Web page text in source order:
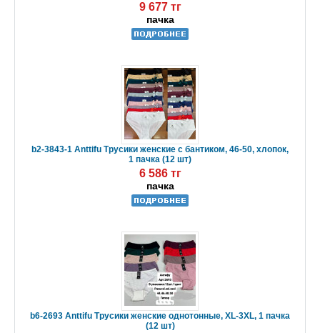
9 677 тг
пачка
b2-3843-1 Anttifu Трусики женские с бантиком, 46-50, хлопок,
1 пачка (12 шт)
6 586 тг
пачка
b6-2693 Anttifu Трусики женские однотонные, XL-3XL, 1 пачка
(12 шт)